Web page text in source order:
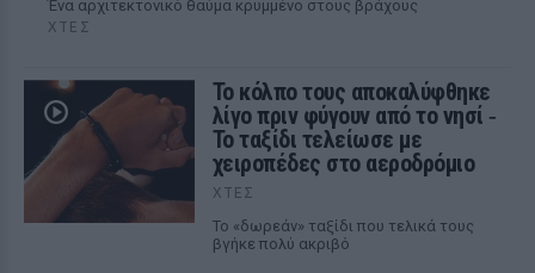
Ένα αρχιτεκτονικό θαύμα κρυμμένο στους βράχους
ΧΤΕΣ
Το κόλπο τους αποκαλύφθηκε
λίγο πριν φύγουν από το νησί ‑
Το ταξίδι τελείωσε με
χειροπέδες στο αεροδρόμιο
ΧΤΕΣ
Το «δωρεάν» ταξίδι που τελικά τους
βγήκε πολύ ακριβό